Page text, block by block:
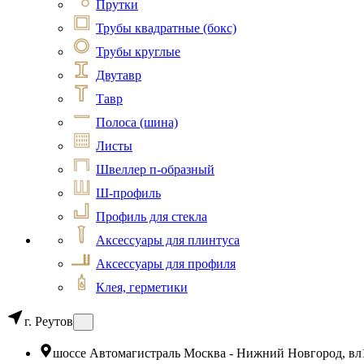
Прутки
Трубы квадратные (бокс)
Трубы круглые
Двутавр
Тавр
Полоса (шина)
Листы
Швеллер п-образный
Ш-профиль
Профиль для стекла
Аксессуары для плинтуса
Аксессуары для профиля
Клея, герметики
г. Реутов
шоссе Автомагистраль Москва - Нижний Новгород,